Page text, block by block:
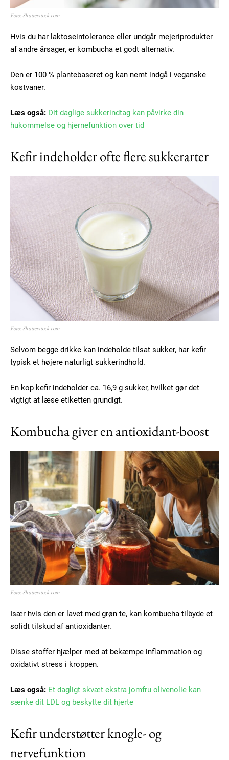
Free limited access
Gratis
Praesent euismod ac
Ut mollis pellentesque tortor
Orci varius natoque dolor
Member full access
100DKK / year
Etiam est nibh, lobortis sit
Ut mollis pellentesque tortor
Donec quis est ac felis
Orci varius natoque dolor
YEARLY PRICING MONTHLY PRICING
Foto: Shutterstock.com
Hvis du har laktoseintolerance eller undgår mejeriprodukter
af andre årsager, er kombucha et godt alternativ.
Den er 100 % plantebaseret og kan nemt indgå i veganske
kostvaner.
Læs også: Dit daglige sukkerindtag kan påvirke din
hukommelse og hjernefunktion over tid
Kefir indeholder ofte flere sukkerarter
Foto: Shutterstock.com
Selvom begge drikke kan indeholde tilsat sukker, har kefir
typisk et højere naturligt sukkerindhold.
En kop kefir indeholder ca. 16,9 g sukker, hvilket gør det
vigtigt at læse etiketten grundigt.
Kombucha giver en antioxidant-boost
Foto: Shutterstock.com
Især hvis den er lavet med grøn te, kan kombucha tilbyde et
solidt tilskud af antioxidanter.
Disse stoffer hjælper med at bekæmpe inflammation og
oxidativt stress i kroppen.
Læs også: Et dagligt skvæt ekstra jomfru olivenolie kan
sænke dit LDL og beskytte dit hjerte
Kefir understøtter knogle- og
nervefunktion